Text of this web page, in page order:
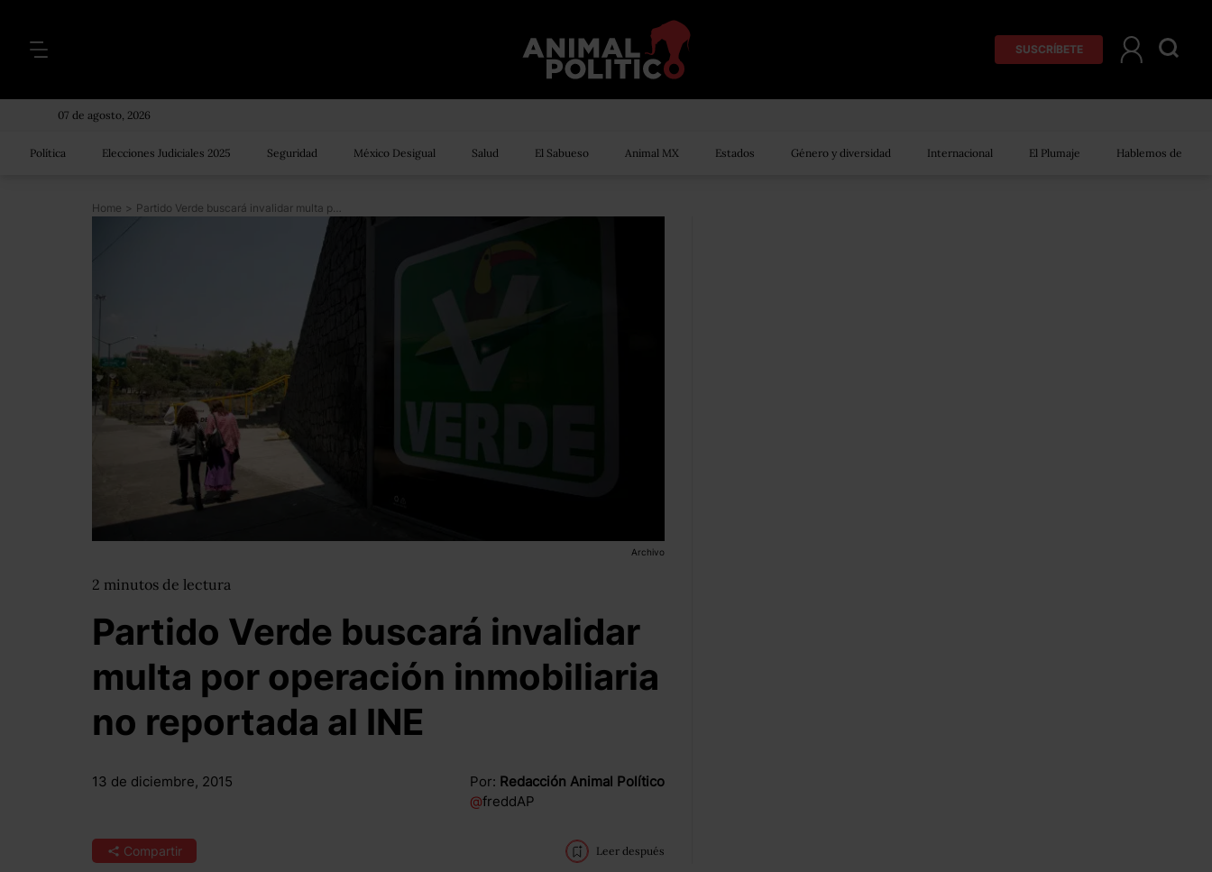
SUSCRÍBETE
07 de agosto, 2026
Política Elecciones Judiciales 2025 Seguridad México Desigual Salud El Sabueso Animal MX Estados Género y diversidad Internacional El Plumaje Hablemos de
Home > Partido Verde buscará invalidar multa por operación inmobiliaria no reportada al INE
Archivo
2 minutos de lectura
Partido Verde buscará invalidar
multa por operación inmobiliaria
no reportada al INE
13 de diciembre, 2015 Por: Redacción Animal Político
@freddAP
Compartir Leer después